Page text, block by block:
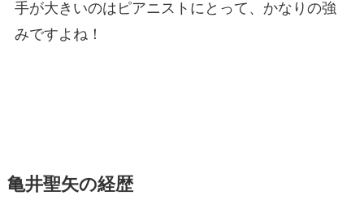
手が大きいのはピアニストにとって、かなりの強
みですよね！
亀井聖矢の経歴